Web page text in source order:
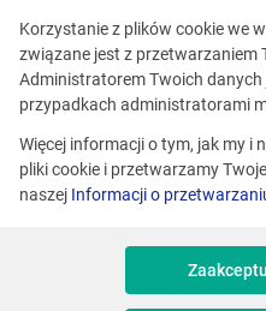
Wspólnie
Jeśli pasjonuje Cię
odpowiednim
technologie
Korzystanie z plików cookie we
związane jest z przetwarzaniem
Administratorem Twoich danych
przypadkach administratorami
Więcej informacji o tym, jak my i
pliki cookie i przetwarzamy
naszej Informacji o